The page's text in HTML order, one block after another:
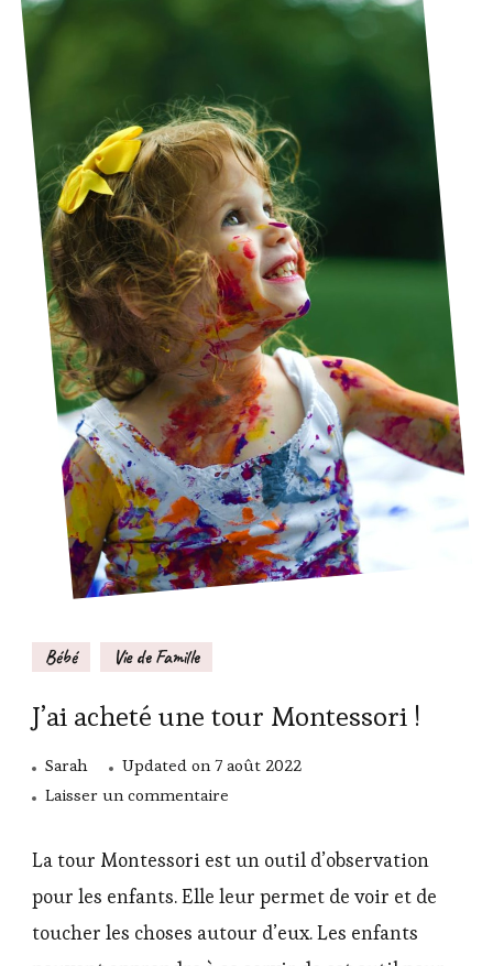
Bébé Vie de Famille
J’ai acheté une tour Montessori !
Sarah Updated on 7 août 2022
Laisser un commentaire
acheté
tour
Montessori
La tour Montessori est un outil d’observation
pour les enfants. Elle leur permet de voir et de
toucher les choses autour d’eux. Les enfants